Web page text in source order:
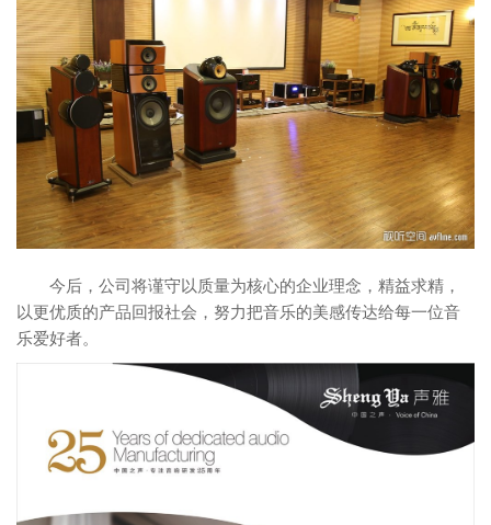
今后，公司将谨守以质量为核心的企业理念，精益求精，
以更优质的产品回报社会，努力把音乐的美感传达给每一位音
乐爱好者。